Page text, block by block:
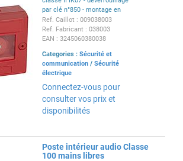
par clé n°850 - montage en
saillie - conforme à la norme NF
C 15-100
Ref. Caillot : 009038003
Ref. Fabricant : 038003
EAN : 3245060380038
Categories : Sécurité et
communication / Sécurité
électrique
Connectez-vous pour
consulter vos prix et
disponibilités
Poste intérieur audio Classe
100 mains libres